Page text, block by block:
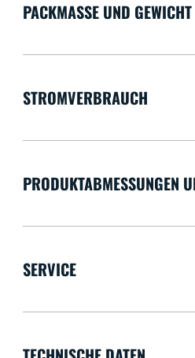
PACKMASSE UND GEWICHT
STROMVERBRAUCH
PRODUKTABMESSUNGEN
SERVICE